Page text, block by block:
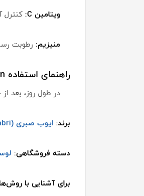
ویتامین C: کنترل
منیزیم: رطوبت
راهنمای استفاده Eyup Sabri Coconut Milk Hand And Body Lotion:
در طول روز، بعد
برند: ایوب صبری (Eyup Sabri)
دسته فروشگاهی:
برای آشنایی با